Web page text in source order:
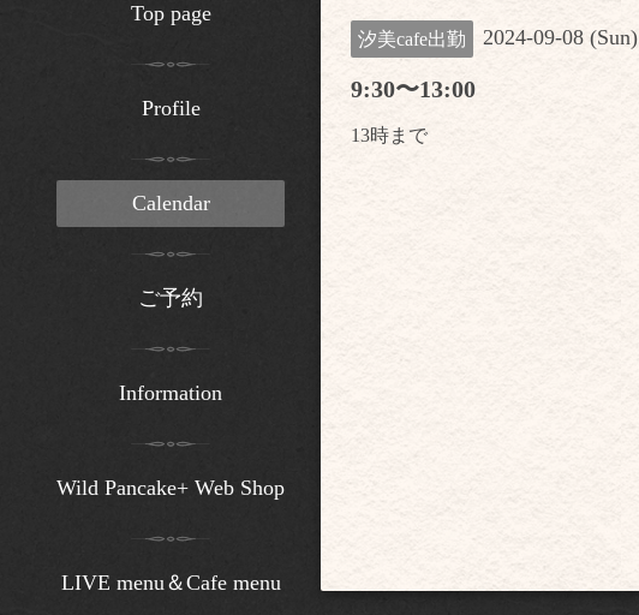
汐美cafe出勤 2024-09-08 (Sun)
9:30〜13:00
13時まで
Top page
Profile
Calendar
ご予約
Information
Wild Pancake+ Web Shop
LIVE menu＆Cafe menu